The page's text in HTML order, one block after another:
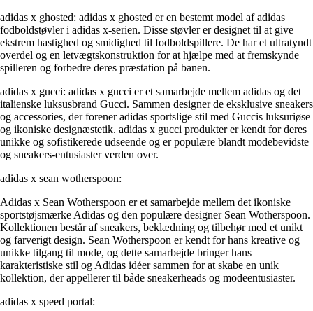
adidas x ghosted: adidas x ghosted er en bestemt model af adidas
fodboldstøvler i adidas x-serien. Disse støvler er designet til at give
ekstrem hastighed og smidighed til fodboldspillere. De har et ultratyndt
overdel og en letvægtskonstruktion for at hjælpe med at fremskynde
spilleren og forbedre deres præstation på banen.
adidas x gucci: adidas x gucci er et samarbejde mellem adidas og det
italienske luksusbrand Gucci. Sammen designer de eksklusive sneakers
og accessories, der forener adidas sportslige stil med Guccis luksuriøse
og ikoniske designæstetik. adidas x gucci produkter er kendt for deres
unikke og sofistikerede udseende og er populære blandt modebevidste
og sneakers-entusiaster verden over.
adidas x sean wotherspoon:
Adidas x Sean Wotherspoon er et samarbejde mellem det ikoniske
sportstøjsmærke Adidas og den populære designer Sean Wotherspoon.
Kollektionen består af sneakers, beklædning og tilbehør med et unikt
og farverigt design. Sean Wotherspoon er kendt for hans kreative og
unikke tilgang til mode, og dette samarbejde bringer hans
karakteristiske stil og Adidas idéer sammen for at skabe en unik
kollektion, der appellerer til både sneakerheads og modeentusiaster.
adidas x speed portal: